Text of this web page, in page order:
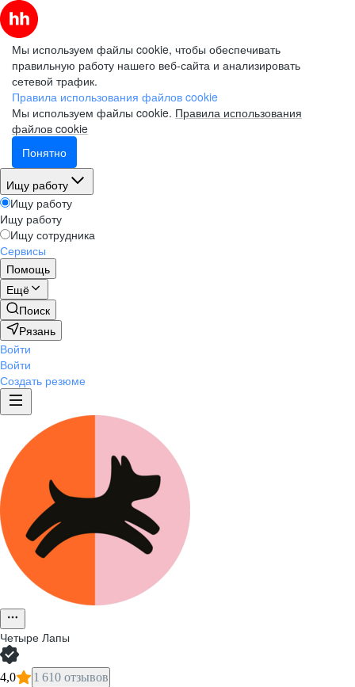
Мы используем файлы cookie, чтобы обеспечивать
правильную работу нашего веб-сайта и анализировать
сетевой трафик.
Правила использования файлов cookie
Мы используем файлы cookie. Правила использования
файлов cookie
Понятно
Ищу работу
Ищу работу
Ищу работу
Ищу сотрудника
Сервисы
Помощь
Ещё
Поиск
Рязань
Войти
Войти
Создать резюме
Четыре Лапы
4,0 1 610 отзывов